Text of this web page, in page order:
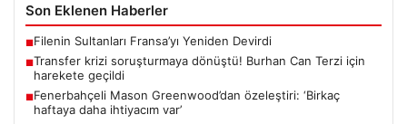
Son Eklenen Haberler
■Filenin Sultanları Fransa’yı Yeniden Devirdi
■Transfer krizi soruşturmaya dönüştü! Burhan Can Terzi için
harekete geçildi
■Fenerbahçeli Mason Greenwood’dan özeleştiri: ‘Birkaç
haftaya daha ihtiyacım var’